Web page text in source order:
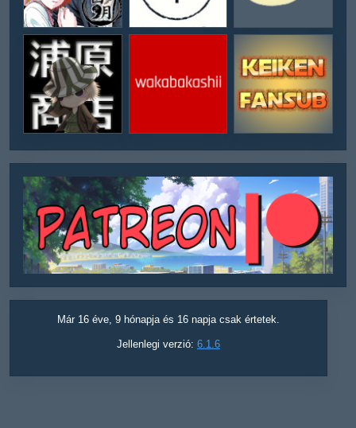
Már 16 éve, 9 hónapja és 16 napja csak értetek.
Jellenlegi verzió: 6.1.6